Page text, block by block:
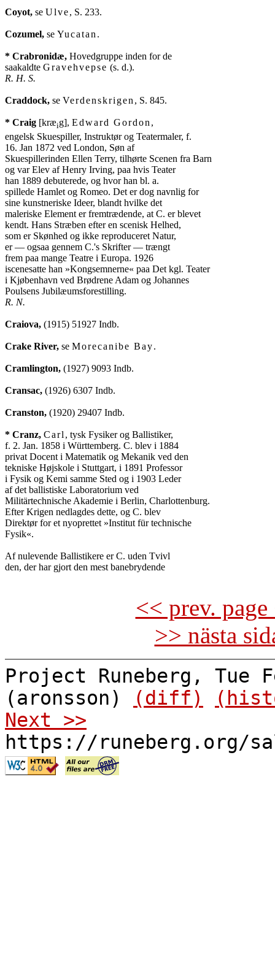
Coyot, se Ulve, S. 233.
Cozumel, se Yucatan .
* Crabronidæ, Hovedgruppe inden for de
saakaldte Gravehvepse
R. H. S.
Craddock, se Verdenskrigen , S. 845.
* Craig [kræig], Edward Gordon ,
engelsk Skuespiller, Instruktør og Teatermaler, f.
16. Jan 1872 ved London, Søn af
Skuespillerinden Ellen Terry, tilhørte Scenen fra Barn
og var Elev af Henry Irving, paa hvis Teater
han 1889 debuterede, og hvor han bl. a.
spillede Hamlet og Romeo. Det er dog navnlig for
sine kunstneriske Ideer, blandt hvilke det
maleriske Element er fremtrædende, at C. er blevet
kendt. Hans Stræben efter en scenisk Helhed,
som er Skønhed og ikke reproduceret Natur,
er — ogsaa gennem C.'s Skrifter — trængt
frem paa mange Teatre i Europa. 1926
iscenesatte han »Kongsemnerne« paa Det kgl. Teater
i Kjøbenhavn ved Brødrene Adam og Johannes
R. N.
Craiova, (1915) 51927 Indb.
Crake River, se Morecanibe Bay.
Cramlington, (1927) 9093 Indb.
Cransac, (1926) 6307 Indb.
Cranston, (1920) 29407 Indb.
* Cranz, Carl , tysk Fysiker og Ballistiker,
f. 2. Jan. 1858 i Württemberg. C. blev i 1884
privat Docent i Matematik og Mekanik ved den
tekniske Højskole i Stuttgart, i 1891 Professor
i Fysik og Kemi samme Sted og i 1903 Leder
af det ballistiske Laboratorium ved
Militärtechnische Akademie i Berlin, Charlottenburg.
Efter Krigen nedlagdes dette, og C. blev
Direktør for et nyoprettet »Institut für technische
Fysik«.
Af nulevende Ballistikere er C. uden Tvivl
den, der har gjort den mest banebrydende
<< prev.
>> nästa
Project Runeberg, Tue
(aronsson)
(diff)
Next >>
https://runeberg.org/